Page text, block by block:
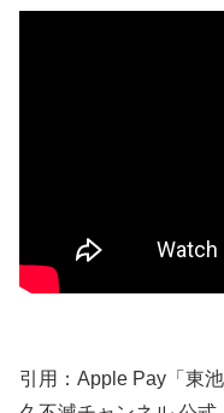
引用：Apple Pay「東